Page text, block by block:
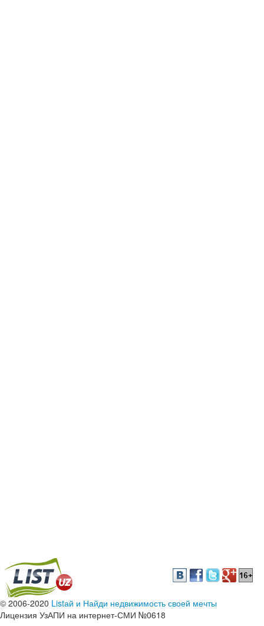
© 2006-2020 Listай и Найди недвижимость своей мечты
Лицензия УзАПИ на интернет-СМИ №0618